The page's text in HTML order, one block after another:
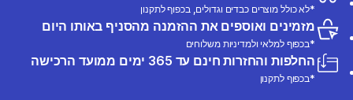
*לא כולל מוצרים כבדים וגדולים, בכפוף לתקנון
מזמינים ואוספים את ההזמנה מהסניף באותו היום
*בכפוף למלאי ולמדיניות משלוחים
החלפות והחזרות חינם עד 365 ימים ממועד הרכישה
*בכפוף לתקנון